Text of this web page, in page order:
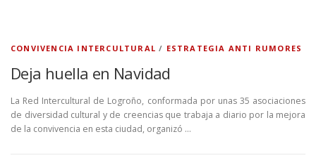
CONVIVENCIA INTERCULTURAL / ESTRATEGIA ANTI RUMORES
Deja huella en Navidad
La Red Intercultural de Logroño, conformada por unas 35 asociaciones
de diversidad cultural y de creencias que trabaja a diario por la mejora
de la convivencia en esta ciudad, organizó …